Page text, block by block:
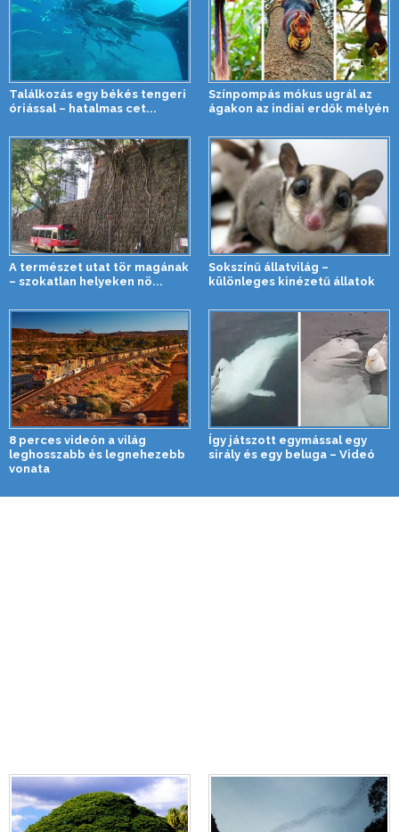
Találkozás egy békés tengeri
óriással – hatalmas cet...
Színpompás mókus ugrál az
ágakon az indiai erdők mélyén
A természet utat tör magának
– szokatlan helyeken nö...
Sokszínű állatvilág –
különleges kinézetű állatok
8 perces videón a világ
leghosszabb és legnehezebb
vonata
Így játszott egymással egy
sirály és egy beluga – Videó